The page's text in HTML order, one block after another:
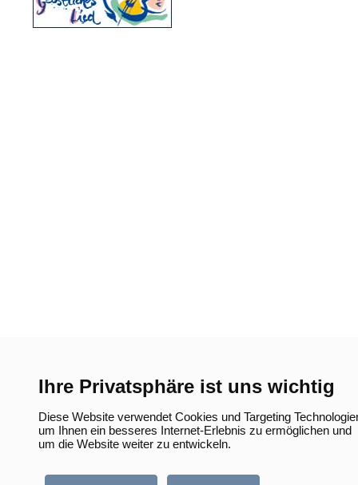
Ihre Privatsphäre ist uns wichtig
Diese Website verwendet Cookies und Targeting
um Ihnen ein besseres Internet-Erlebnis zu ermöglichen und
um die Website weiter zu entwickeln.